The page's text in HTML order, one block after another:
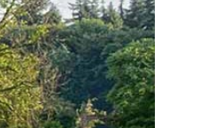
Actueel
Nieuws